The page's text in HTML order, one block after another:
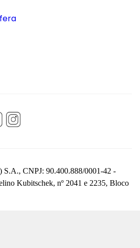
S.A., CNPJ: 90.400.888/0001-42 -
Kubitschek, nº 2041 e 2235, Bloco